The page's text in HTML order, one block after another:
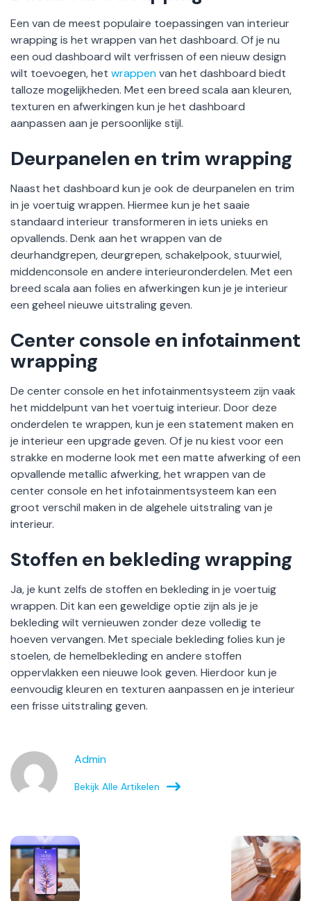
Een van de meest populaire toepassingen van interieur
wrapping is het wrappen van het dashboard. Of je nu
een oud dashboard wilt verfrissen of een nieuw design
wilt toevoegen, het wrappenvan het dashboard biedt
talloze mogelijkheden. Met een breed scala aan kleuren,
texturen en afwerkingen kun je het dashboard
aanpassen aan je persoonlijke stijl.
Deurpanelen en trim wrapping
Naast het dashboard kun je ook de deurpanelen en trim
in je voertuig wrappen. Hiermee kun je het saaie
standaard interieur transformeren in iets unieks en
opvallends. Denk aan het wrappen van de
deurhandgrepen, deurgrepen, schakelpook, stuurwiel,
middenconsole en andere interieuronderdelen. Met een
breed scala aan folies en afwerkingen kun je je interieur
een geheel nieuwe uitstraling geven.
Center console en infotainment
wrapping
De center console en het infotainmentsysteem zijn vaak
het middelpunt van het voertuig interieur. Door deze
onderdelen te wrappen, kun je een statement maken en
je interieur een upgrade geven. Of je nu kiest voor een
strakke en moderne look met een matte afwerking of een
opvallende metallic afwerking, het wrappen van de
center console en het infotainmentsysteem kan een
groot verschil maken in de algehele uitstraling van je
interieur.
Stoffen en bekleding wrapping
Ja, je kunt zelfs de stoffen en bekleding in je voertuig
wrappen. Dit kan een geweldige optie zijn als je je
bekleding wilt vernieuwen zonder deze volledig te
hoeven vervangen. Met speciale bekleding folies kun je
stoelen, de hemelbekleding en andere stoffen
oppervlakken een nieuwe look geven. Hierdoor kun je
eenvoudig kleuren en texturen aanpassen en je interieur
een frisse uitstraling geven.
Admin
Bekijk Alle Artikelen